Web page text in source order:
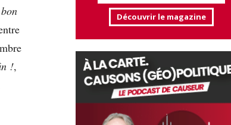
!,
Découvrir le magazine